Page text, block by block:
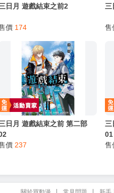
三日月 遊戲結束之前2
價 售